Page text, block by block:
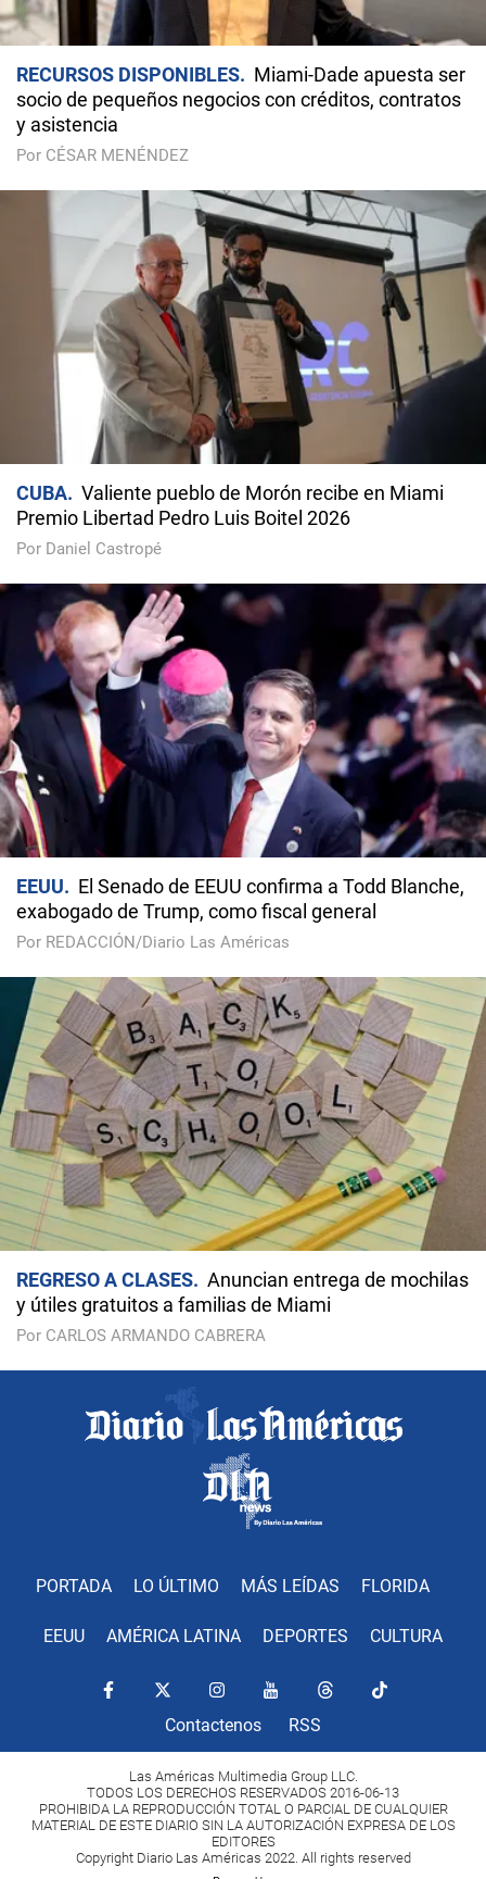
RECURSOS DISPONIBLES
Miami-Dade apuesta ser
socio de pequeños negocios con créditos, contratos
y asistencia
Por CÉSAR MENÉNDEZ
CUBA
Valiente pueblo de Morón recibe en Miami
Premio Libertad Pedro Luis Boitel 2026
Por Daniel Castropé
EEUU
El Senado de EEUU confirma a Todd Blanche,
exabogado de Trump, como fiscal general
Por REDACCIÓN/Diario Las Américas
REGRESO A CLASES
Anuncian entrega de mochilas
y útiles gratuitos a familias de Miami
Por CARLOS ARMANDO CABRERA
PORTADA LO ÚLTIMO MÁS LEÍDAS FLORIDA
EEUU AMÉRICA LATINA DEPORTES CULTURA
Contactenos RSS
Las Américas Multimedia Group LLC.
TODOS LOS DERECHOS RESERVADOS 2016-06-13
PROHIBIDA LA REPRODUCCIÓN TOTAL O PARCIAL DE CUALQUIER
MATERIAL DE ESTE DIARIO SIN LA AUTORIZACIÓN EXPRESA DE LOS
EDITORES
Copyright Diario Las Américas 2022. All rights reserved